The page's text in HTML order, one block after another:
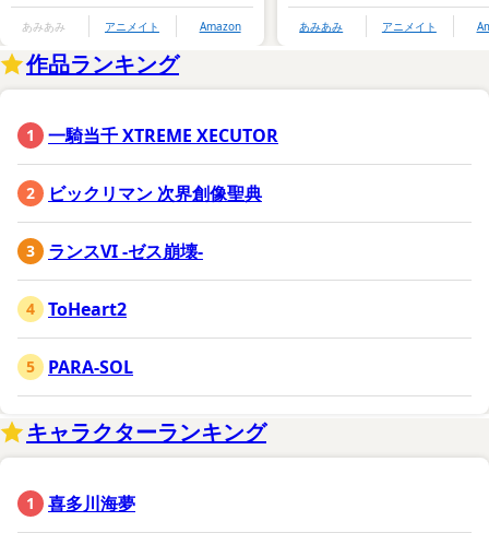
あみあみ アニメイト Amazon あみあみ アニメイト
作品ランキング
一騎当千 XTREME XECUTOR
ビックリマン 次界創像聖典
ランスVI -ゼス崩壊-
ToHeart2
PARA-SOL
キャラクターランキング
喜多川海夢